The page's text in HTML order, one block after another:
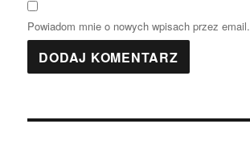
Powiadom mnie o nowych wpisach przez email.